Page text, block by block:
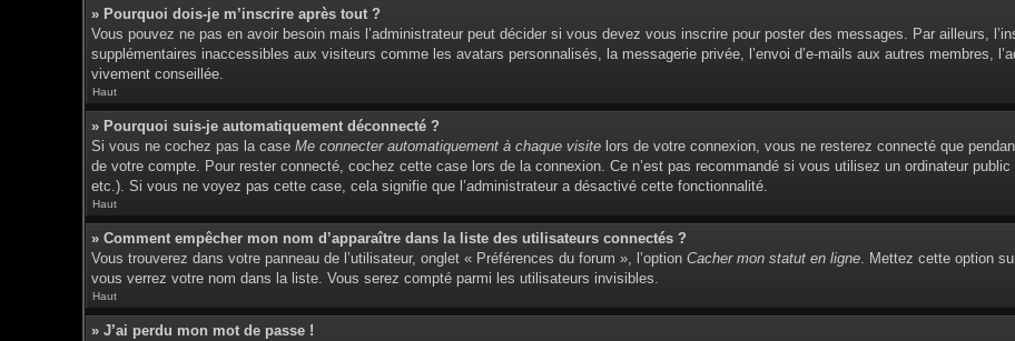
» Pourquoi dois-je m’inscrire après tout ?
Vous pouvez ne pas en avoir besoin mais l’administrateur peut décider si vous devez vous inscrire pour poster des messages. Par ailleurs,
supplémentaires inaccessibles aux visiteurs comme les avatars personnalisés, la messagerie privée, l’envoi d’e-mails aux autres membres,
vivement conseillée.
Haut
» Pourquoi suis-je automatiquement déconnecté ?
Si vous ne cochez pas la case Me connecter automatiquement à chaque visite lors de votre connexion, vous ne resterez connecté que
de votre compte. Pour rester connecté, cochez cette case lors de la connexion. Ce n’est pas recommandé si vous utilisez un ordinateur
etc.). Si vous ne voyez pas cette case, cela signifie que l’administrateur a désactivé cette fonctionnalité.
Haut
» Comment empêcher mon nom d’apparaître dans la liste des utilisateurs connectés ?
Vous trouverez dans votre panneau de l’utilisateur, onglet « Préférences du forum », l’option Cacher mon statut en ligne. Mettez cette option
vous verrez votre nom dans la liste. Vous serez compté parmi les utilisateurs invisibles.
Haut
» J’ai perdu mon mot de passe !